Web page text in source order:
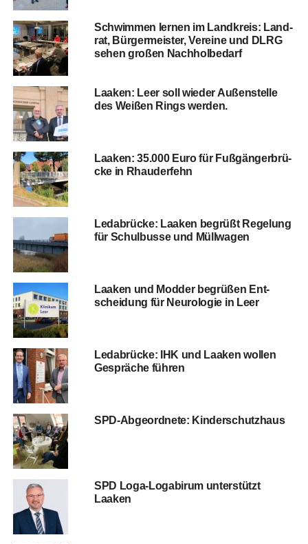
Schwim­men ler­nen im Land­kreis: Land­
rat, Bür­ger­meis­ter, Ver­ei­ne und DLRG
sehen gro­ßen Nachholbedarf
Laa­ken: Leer soll wie­der Außen­stel­le
des Wei­ßen Rings werden.
Laa­ken: 35.000 Euro für Fuß­gän­ger­brü­
cke in Rhauderfehn
Leda­brü­cke: Laa­ken begrüßt Rege­lung
für Schul­bus­se und Müllwagen
Laa­ken und Mod­der begrü­ßen Ent­
schei­dung für Neu­ro­lo­gie in Leer
Leda­brü­cke: IHK und Laa­ken wol­len
Gesprä­che führen
SPD-Abge­ord­ne­te: Kinderschutzhaus
SPD Loga-Log­abir­um unter­stützt
Laaken